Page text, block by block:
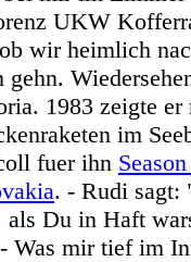
UKW
wir heimlich
gehn.
1983 zeigte
im
fuer ihn
. - Rudi sagt:
als Du in Haft
Was mir tief im